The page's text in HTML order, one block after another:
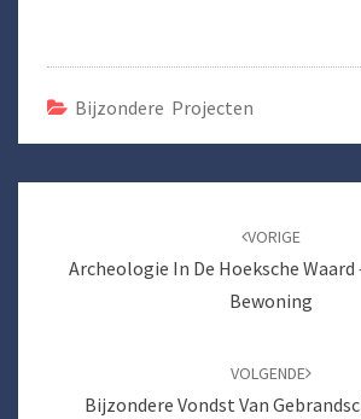
Bijzondere Projecten
VORIGE
Archeologie In De Hoeksche Waard
Bewoning
VOLGENDE
Bijzondere Vondst Van